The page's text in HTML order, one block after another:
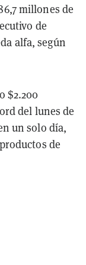
millones de
de
alfa, según
$2.200
del lunes de
un solo día,
de